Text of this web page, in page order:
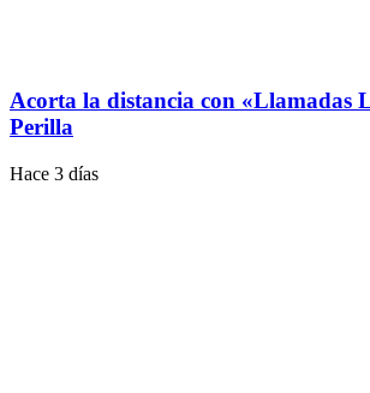
Acorta la distancia con «Llamadas
Perilla
Hace 3 días